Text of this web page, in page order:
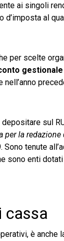
ai singoli
d’imposta al
per scelte
sul
per la redazione
tenute
sono enti
cassa
è anche